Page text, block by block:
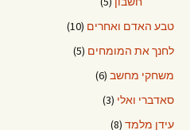
טבע האדם ואחרים (10)
לחנך את המומחים (5)
משחקי מחשב (6)
סאדברי ואלי (3)
עידן מלמד (8)